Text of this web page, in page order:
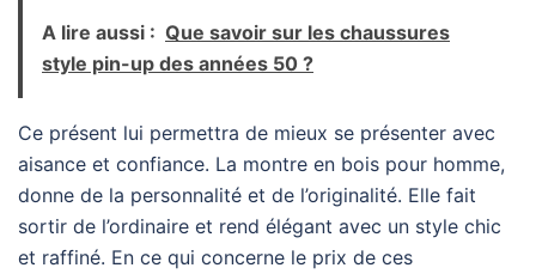
A lire aussi : Que savoir sur les chaussures
style pin-up des années 50 ?
Ce présent lui permettra de mieux se présenter avec
aisance et confiance. La montre en bois pour homme,
donne de la personnalité et de l’originalité. Elle fait
sortir de l’ordinaire et rend élégant avec un style chic
et raffiné. En ce qui concerne le prix de ces